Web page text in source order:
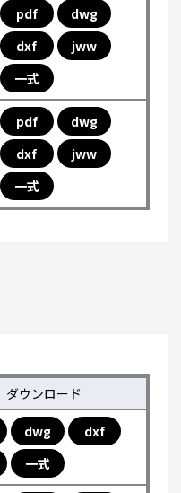
pdf
dwg
dxf
jww
一式
pdf
dwg
dxf
jww
一式
ダウンロード
dwg
dxf
一式